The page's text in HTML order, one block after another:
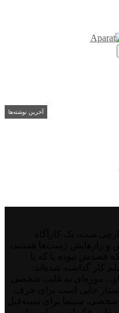
آخرین نوشته‌ها